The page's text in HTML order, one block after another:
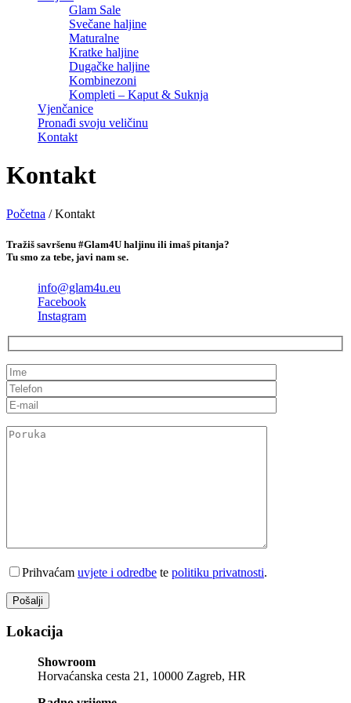
Glam Sale
Svečane haljine
Maturalne
Kratke haljine
Dugačke haljine
Kombinezoni
Kompleti – Kaput & Suknja
Vjenčanice
Pronađi svoju veličinu
Kontakt
Kontakt
Početna / Kontakt
Tražiš savršenu #Glam4U haljinu ili imaš pitanja?
Tu smo za tebe, javi nam se.
info@glam4u.eu
Facebook
Instagram
Prihvaćam uvjete i odredbe te politiku privatnosti.
Lokacija
Showroom
Horvaćanska cesta 21, 10000 Zagreb, HR